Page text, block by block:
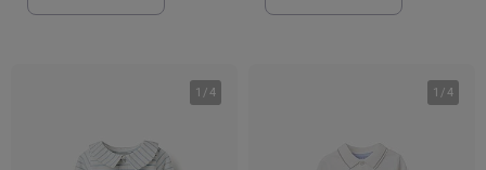
1 /4 1 /4